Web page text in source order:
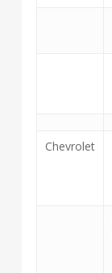
Chevrolet